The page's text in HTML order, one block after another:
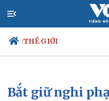
/THẾ GIỚI
Chính trị
Bắt giữ nghi